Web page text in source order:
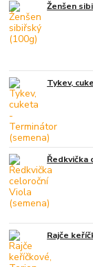
Ženšen
Tykev,
Ředkvička
Rajče